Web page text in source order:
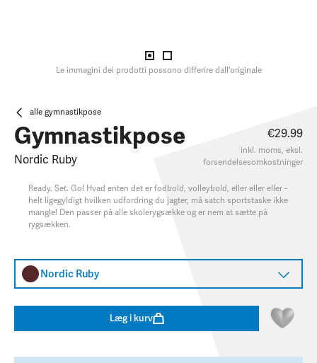
Le immagini dei prodotti possono differire dall'originale
alle gymnastikpose
Gymnastikpose
Nordic Ruby
€29.99
inkl. moms, eksl.
forsendelsesomkostninger
Ready. Set. Go! Hvad enten det er fodbold, volleybold, eller eller eller -
helt ligegyldigt hvilken udfordring du jagter, må satch sportstaske ikke
mangle! Den passer på alle skolerygsække og er nem at sætte på
rygsækken.
Nordic Ruby
Læg i kurv